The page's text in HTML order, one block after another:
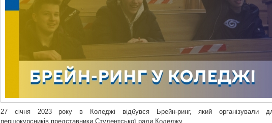
27 січня 2023 року в Коледжі відбувся Брейн-ринг, який організували
першокурсників представники Студентської ради Коледжу.